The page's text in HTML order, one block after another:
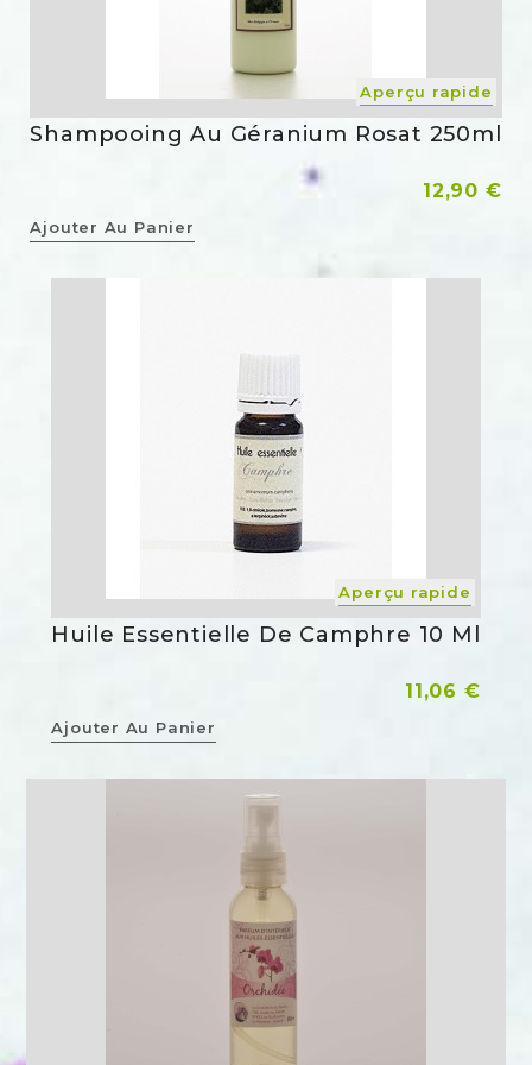
Aperçu rapide
Shampooing Au Géranium Rosat 250ml
Prix
12,90 €
Ajouter Au Panier
Aperçu rapide
Huile Essentielle De Camphre 10 Ml
Prix
11,06 €
Ajouter Au Panier